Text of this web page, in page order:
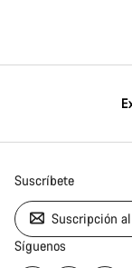
Suscríbete
Suscripción
Síguenos